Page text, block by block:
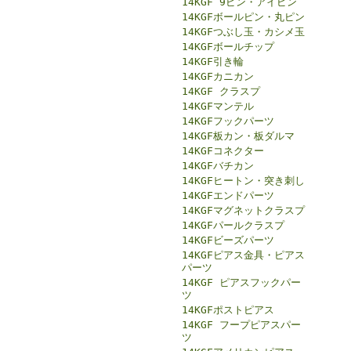
14KGFボールピン・丸ピン
14KGFつぶし玉・カシメ玉
14KGFボールチップ
14KGF引き輪
14KGFカニカン
14KGF クラスプ
14KGFマンテル
14KGFフックパーツ
14KGF板カン・板ダルマ
14KGFコネクター
14KGFバチカン
14KGFヒートン・突き刺し
14KGFエンドパーツ
14KGFマグネットクラスプ
14KGFパールクラスプ
14KGFビーズパーツ
14KGFピアス金具・ピアス
パーツ
14KGF ピアスフックパー
ツ
14KGFポストピアス
14KGF フープピアスパー
ツ